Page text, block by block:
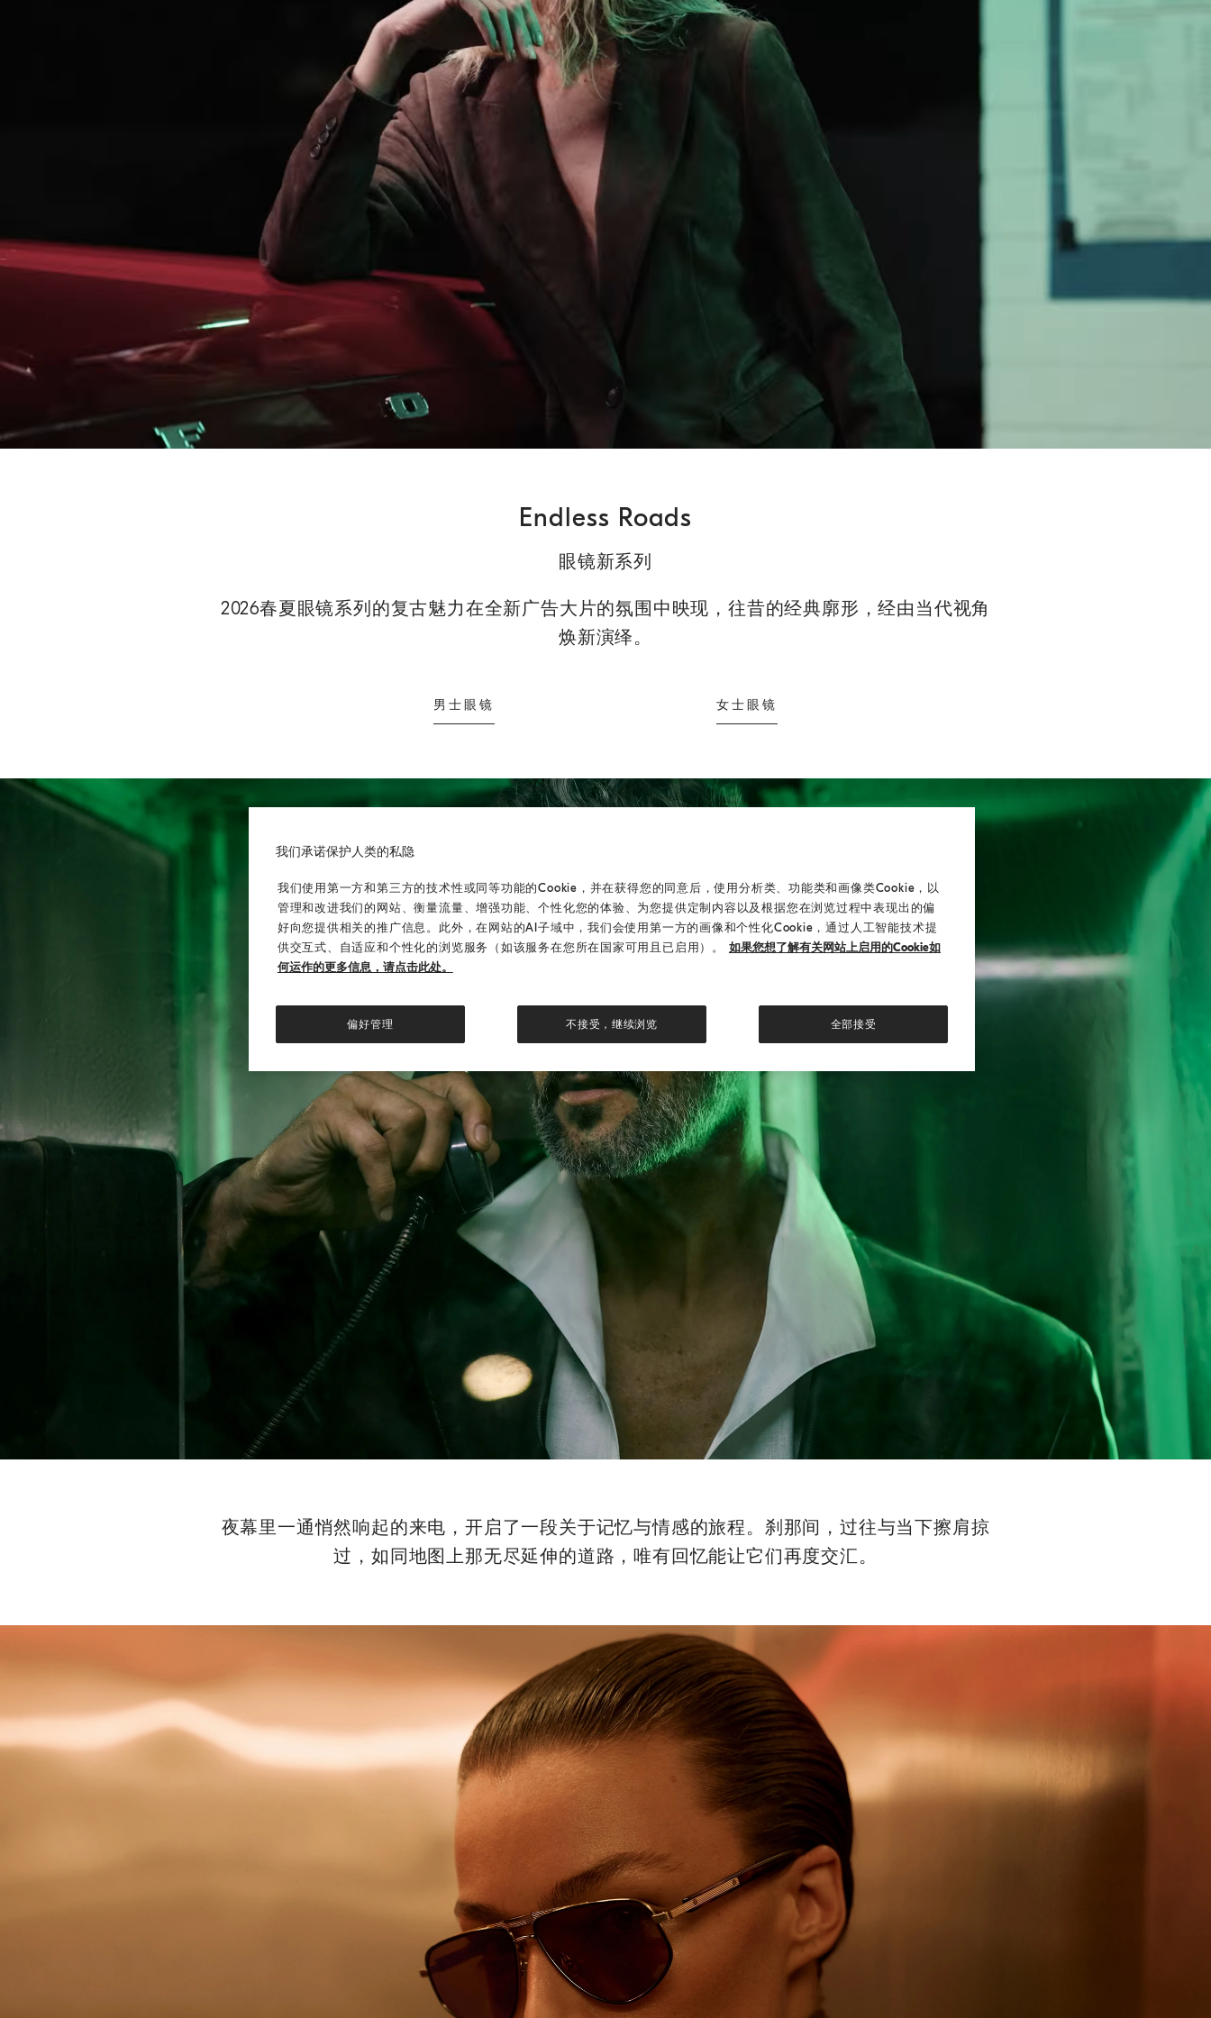
Endless Roads
眼镜新系列
2026春夏眼镜系列的复古魅力在全新广告大片的氛围中映现，往昔的经典廓形，经由当代视角
焕新演绎。
男士眼镜 女士眼镜
夜幕里一通悄然响起的来电，开启了一段关于记忆与情感的旅程。刹那间，过往与当下擦肩掠
过，如同地图上那无尽延伸的道路，唯有回忆能让它们再度交汇。
我们承诺保护人类的私隐
我们使用第一方和第三方的技术性或同等功能的Cookie，并在获得您的同意后，使用分析类、功能类和画像类Cookie，以
管理和改进我们的网站、衡量流量、增强功能、个性化您的体验、为您提供定制内容以及根据您在浏览过程中表现出的偏
好向您提供相关的推广信息。此外，在网站的AI子域中，我们会使用第一方的画像和个性化Cookie，通过人工智能技术提
供交互式、自适应和个性化的浏览服务（如该服务在您所在国家可用且已启用）。
如果您想了解有关网站上启用的Cookie如
何运作的更多信息，请点击此处。
偏好管理 不接受，继续浏览 全部接受